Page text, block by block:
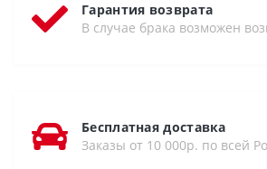
Гарантия возврата
В случае брака возможен
Бесплатная доставка
Заказы от 10 000р. по всей